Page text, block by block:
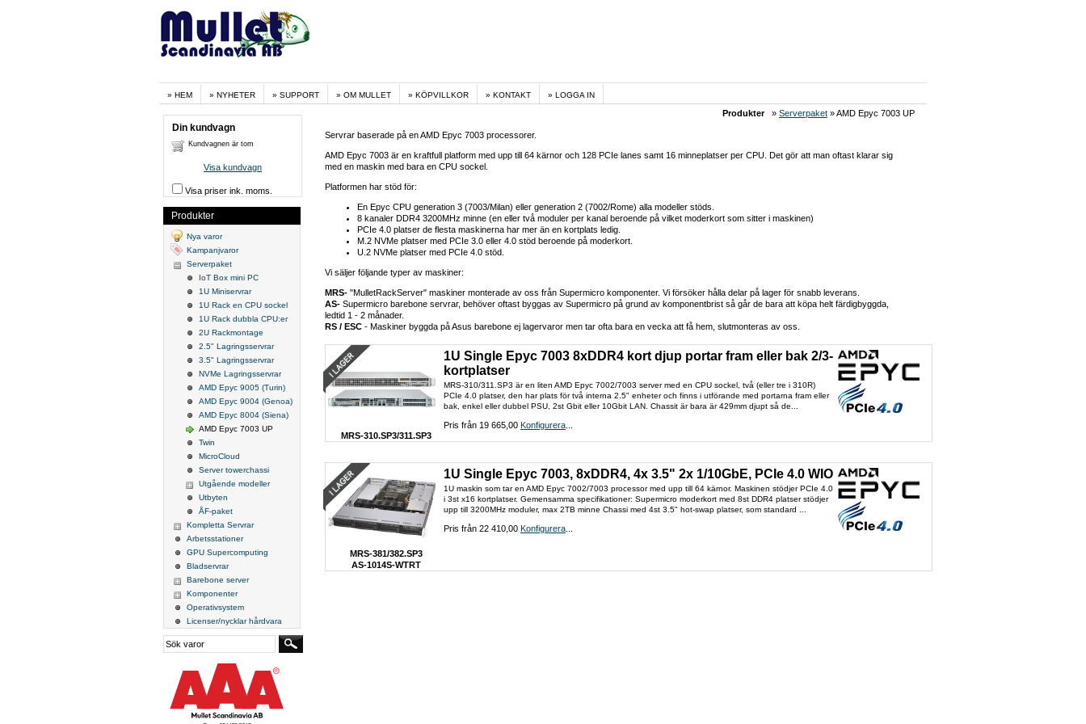
HEM NYHETER SUPPORT OM MULLET KÖPVILLKOR KONTAKT LOGGA IN
Produkter» Serverpaket » AMD Epyc 7003 UP
Servrar baserade på en AMD Epyc 7003 processorer.
AMD Epyc 7003 är en kraftfull platform med upp till 64 kärnor och 128 PCIe lanes samt 16 minneplatser per CPU. Det gör att man oftast klarar sig
med en maskin med bara en CPU sockel.
Platformen har stöd för:
En Epyc CPU generation 3 (7003/Milan) eller generation 2 (7002/Rome) alla modeller stöds.
8 kanaler DDR4 3200MHz minne (en eller två moduler per kanal beroende på vilket moderkort som sitter i maskinen)
PCIe 4.0 platser de flesta maskinerna har mer än en kortplats ledig.
M.2 NVMe platser med PCIe 3.0 eller 4.0 stöd beroende på moderkort.
U.2 NVMe platser med PCIe 4.0 stöd.
Vi säljer följande typer av maskiner:
MRS- "MulletRackServer" maskiner monterade av oss från Supermicro komponenter. Vi försöker hålla delar på lager för snabb leverans.
AS- Supermicro barebone servrar, behöver oftast byggas av Supermicro på grund av komponentbrist så går de bara att köpa helt färdigbyggda,
ledtid 1 - 2 månader.
RS / ESC - Maskiner byggda på Asus barebone ej lagervaror men tar ofta bara en vecka att få hem, slutmonteras av oss.
MRS-310.SP3/311.SP3
1U Single Epyc 7003 8xDDR4 kort djup portar fram eller bak 2/3-
kortplatser
MRS-310/311.SP3 är en liten AMD Epyc 7002/7003 server med en CPU sockel, två (eller tre i 310R)
PCIe 4.0 platser, den har plats för två interna 2.5" enheter och finns i utförande med portarna fram eller
bak, enkel eller dubbel PSU, 2st Gbit eller 10Gbit LAN. Chassit är bara är 429mm djupt så de...
Pris från 19 665,00 Konfigurera
MRS-381/382.SP3
AS-1014S-WTRT
1U Single Epyc 7003, 8xDDR4, 4x 3.5" 2x 1/10GbE, PCIe 4.0 WIO
1U maskin som tar en AMD Epyc 7002/7003 processor med upp till 64 kärnor. Maskinen stödjer PCIe 4.0
i 3st x16 kortplatser. Gemensamma specifikationer: Supermicro moderkort med 8st DDR4 platser stödjer
upp till 3200MHz moduler, max 2TB minne Chassi med 4st 3.5" hot-swap platser, som standard ...
Pris från 22 410,00 Konfigurera
Din kundvagn
Kundvagnen är tom
Visa kundvagn
Visa priser ink. moms.
Produkter
Nya varor
Kampanjvaror
Serverpaket
IoT Box mini PC
1U Miniservrar
1U Rack en CPU sockel
1U Rack dubbla CPU:er
2U Rackmontage
2.5" Lagringsservrar
3.5" Lagringsservrar
NVMe Lagringsservrar
AMD Epyc 9005 (Turin)
AMD Epyc 9004 (Genoa)
AMD Epyc 8004 (Siena)
AMD Epyc 7003 UP
Twin
MicroCloud
Server towerchassi
Utgående modeller
Utbyten
ÅF-paket
Kompletta Servrar
Arbetsstationer
GPU Supercomputing
Bladservrar
Barebone server
Komponenter
Operativsystem
Licenser/nycklar hårdvara